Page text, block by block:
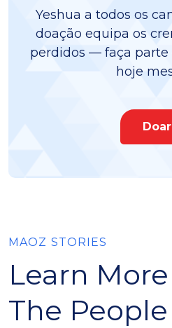
Yeshua a todos os
doação equipa os
perdidos — faça parte
hoje
Doar
MAOZ STORIES
Learn
The